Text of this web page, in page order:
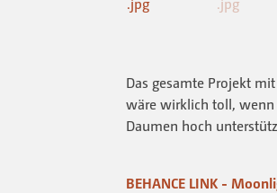
Das gesamte Projekt
wäre wirklich toll,
Daumen hoch
BEHANCE LINK -